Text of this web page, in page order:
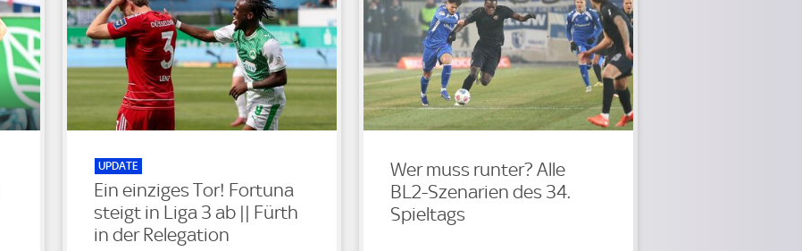
UPDATE
Ein einziges Tor! Fortuna
steigt in Liga 3 ab || Fürth
in der Relegation
Wer muss runter? Alle
BL2-Szenarien des 34.
Spieltags